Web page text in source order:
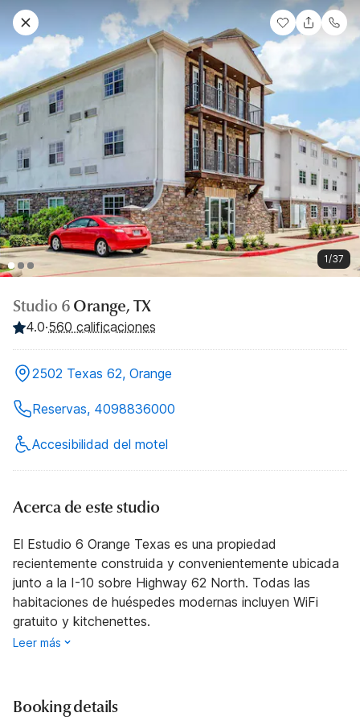
1/37
Studio 6 Orange, TX
4.0·560 calificaciones
2502 Texas 62, Orange
Reservas, 4098836000
Accesibilidad del motel
Acerca de este studio
El Estudio 6 Orange Texas es una propiedad
recientemente construida y convenientemente ubicada
junto a la I-10 sobre Highway 62 North. Todas las
habitaciones de huéspedes modernas incluyen WiFi
gratuito y kitchenettes.
Leer más
Booking details